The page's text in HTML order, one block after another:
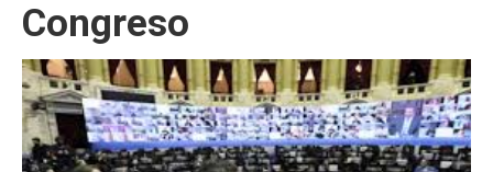
Congreso